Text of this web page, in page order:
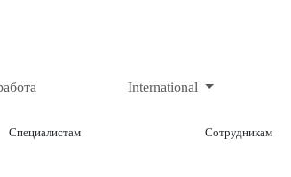
International
Специалистам Сотрудникам